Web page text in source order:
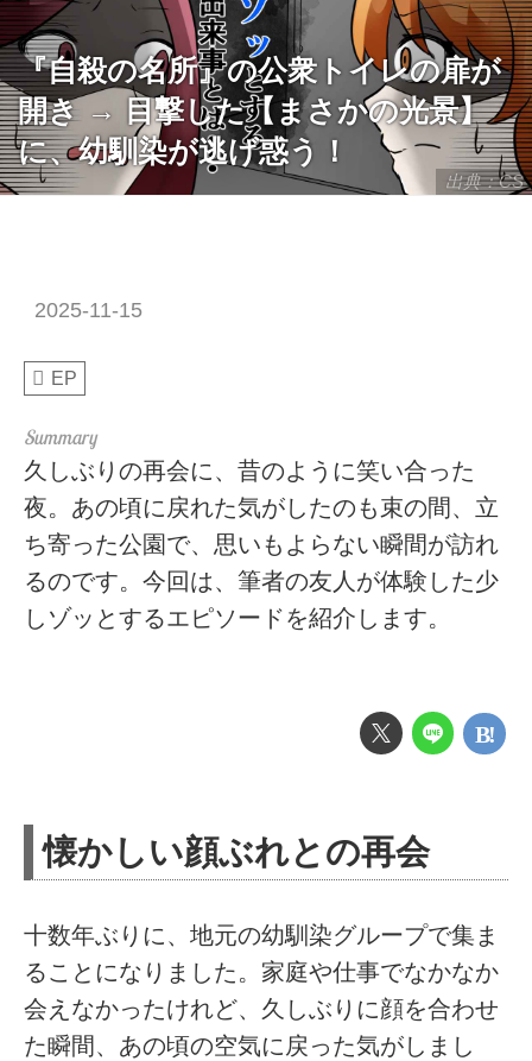
出典：CS
『自殺の名所』の公衆トイレの扉が
開き → 目撃した【まさかの光景】
に、幼馴染が逃げ惑う！
2025-11-15
EP
久しぶりの再会に、昔のように笑い合った
夜。あの頃に戻れた気がしたのも束の間、立
ち寄った公園で、思いもよらない瞬間が訪れ
るのです。今回は、筆者の友人が体験した少
しゾッとするエピソードを紹介します。
懐かしい顔ぶれとの再会
十数年ぶりに、地元の幼馴染グループで集ま
ることになりました。家庭や仕事でなかなか
会えなかったけれど、久しぶりに顔を合わせ
た瞬間、あの頃の空気に戻った気がしまし